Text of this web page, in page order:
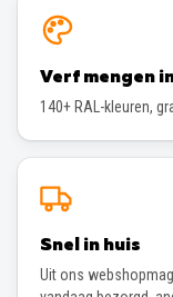
Verf mengen
140+ RAL-kleuren,
Snel in huis
Uit ons